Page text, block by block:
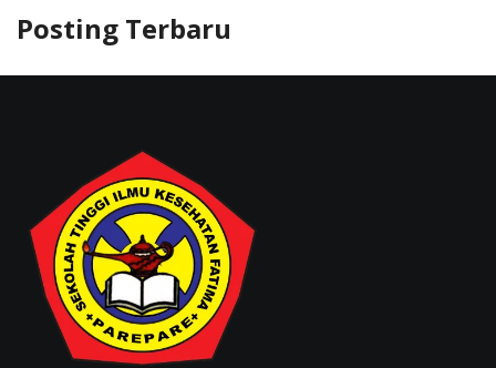
Posting Terbaru